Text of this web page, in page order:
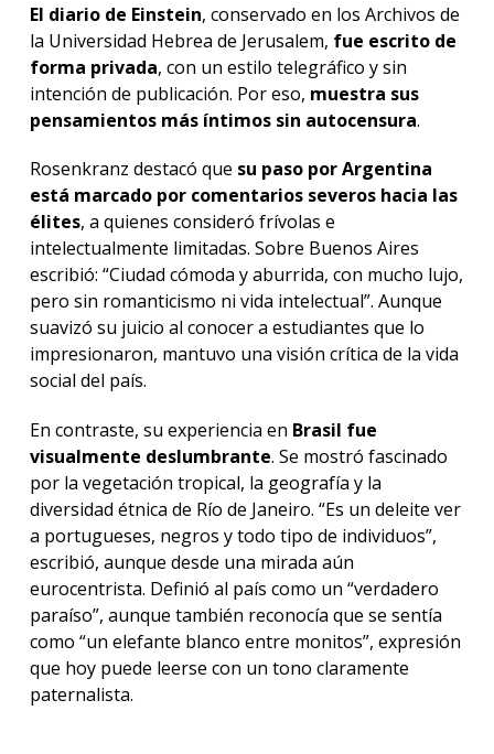
El diario de Einstein, conservado en los Archivos de
la Universidad Hebrea de Jerusalem, fue escrito de
forma privada, con un estilo telegráfico y sin
intención de publicación. Por eso, muestra sus
pensamientos más íntimos sin autocensura.
Rosenkranz destacó que su paso por Argentina
está marcado por comentarios severos hacia las
élites, a quienes consideró frívolas e
intelectualmente limitadas. Sobre Buenos Aires
escribió: “Ciudad cómoda y aburrida, con mucho lujo,
pero sin romanticismo ni vida intelectual”. Aunque
suavizó su juicio al conocer a estudiantes que lo
impresionaron, mantuvo una visión crítica de la vida
social del país.
En contraste, su experiencia en Brasil fue
visualmente deslumbrante. Se mostró fascinado
por la vegetación tropical, la geografía y la
diversidad étnica de Río de Janeiro. “Es un deleite ver
a portugueses, negros y todo tipo de individuos”,
escribió, aunque desde una mirada aún
eurocentrista. Definió al país como un “verdadero
paraíso”, aunque también reconocía que se sentía
como “un elefante blanco entre monitos”, expresión
que hoy puede leerse con un tono claramente
paternalista.